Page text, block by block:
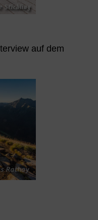
auf dem